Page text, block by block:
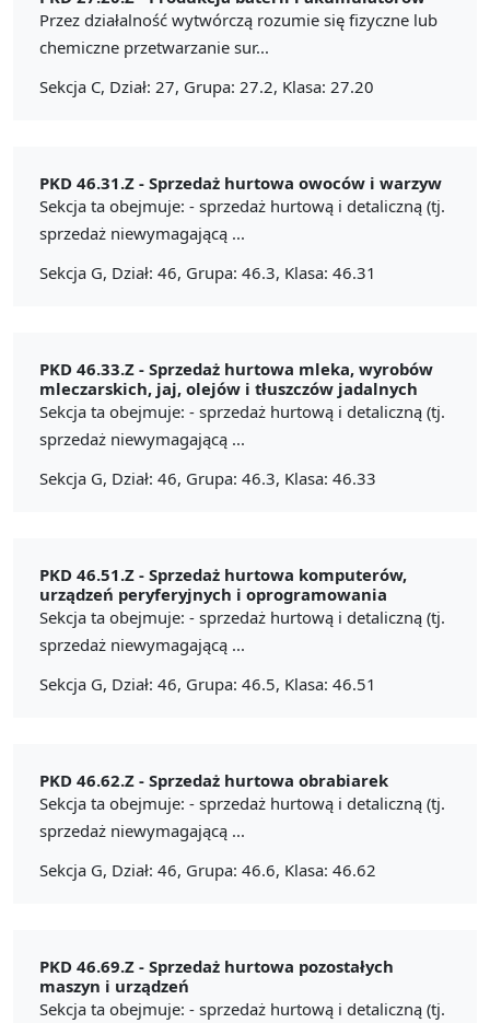
Przez działalność wytwórczą rozumie się fizyczne lub
chemiczne przetwarzanie sur...
Sekcja C, Dział: 27, Grupa: 27.2, Klasa: 27.20
PKD 46.31.Z - Sprzedaż hurtowa owoców i warzyw
Sekcja ta obejmuje: - sprzedaż hurtową i detaliczną (tj.
sprzedaż niewymagającą ...
Sekcja G, Dział: 46, Grupa: 46.3, Klasa: 46.31
PKD 46.33.Z - Sprzedaż hurtowa mleka, wyrobów
mleczarskich, jaj, olejów i tłuszczów jadalnych
Sekcja ta obejmuje: - sprzedaż hurtową i detaliczną (tj.
sprzedaż niewymagającą ...
Sekcja G, Dział: 46, Grupa: 46.3, Klasa: 46.33
PKD 46.51.Z - Sprzedaż hurtowa komputerów,
urządzeń peryferyjnych i oprogramowania
Sekcja ta obejmuje: - sprzedaż hurtową i detaliczną (tj.
sprzedaż niewymagającą ...
Sekcja G, Dział: 46, Grupa: 46.5, Klasa: 46.51
PKD 46.62.Z - Sprzedaż hurtowa obrabiarek
Sekcja ta obejmuje: - sprzedaż hurtową i detaliczną (tj.
sprzedaż niewymagającą ...
Sekcja G, Dział: 46, Grupa: 46.6, Klasa: 46.62
PKD 46.69.Z - Sprzedaż hurtowa pozostałych
maszyn i urządzeń
Sekcja ta obejmuje: - sprzedaż hurtową i detaliczną (tj.